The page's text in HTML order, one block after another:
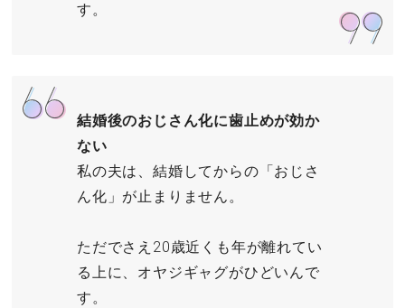
す。
結婚後のおじさん化に歯止めが効か
ない
私の夫は、結婚してからの「おじさ
ん化」が止まりません。
ただでさえ20歳近くも年が離れてい
る上に、オヤジギャグがひどいんで
す。